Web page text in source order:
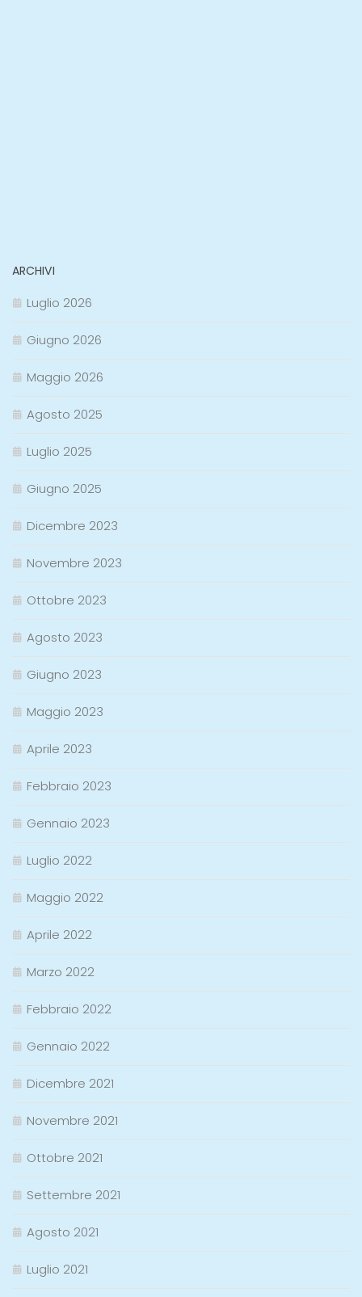
ARCHIVI
Luglio 2026
Giugno 2026
Maggio 2026
Agosto 2025
Luglio 2025
Giugno 2025
Dicembre 2023
Novembre 2023
Ottobre 2023
Agosto 2023
Giugno 2023
Maggio 2023
Aprile 2023
Febbraio 2023
Gennaio 2023
Luglio 2022
Maggio 2022
Aprile 2022
Marzo 2022
Febbraio 2022
Gennaio 2022
Dicembre 2021
Novembre 2021
Ottobre 2021
Settembre 2021
Agosto 2021
Luglio 2021